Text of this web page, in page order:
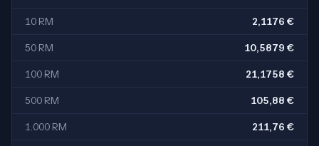
10 RM 2,1176 €
50 RM 10,5879 €
100 RM 21,1758 €
500 RM 105,88 €
1.000 RM 211,76 €